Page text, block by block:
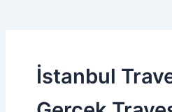
İstanbul